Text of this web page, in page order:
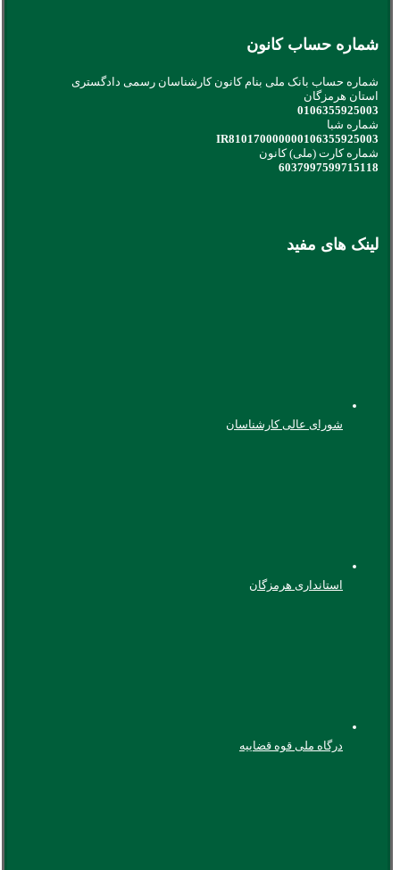
شماره حساب کانون
شماره حساب بانک ملی بنام کانون کارشناسان رسمی دادگستری
استان هرمزگان
0106355925003
شماره شبا
IR810170000000106355925003
شماره کارت (ملی) کانون
6037997599715118
لینک های مفید
شورای عالی کارشناسان
استانداری هرمزگان
درگاه ملی قوه قضاییه